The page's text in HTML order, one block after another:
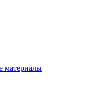
материалы